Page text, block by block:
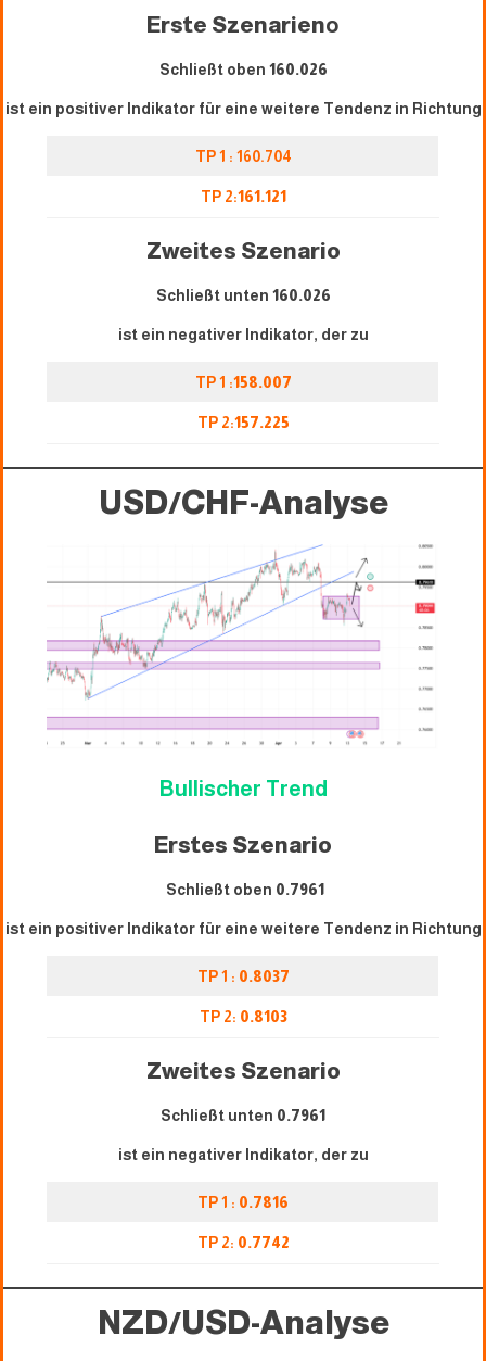
Erste Szenarieno
Schließt oben 160.026
ist ein positiver Indikator für eine weitere Tendenz in Richtung
TP 1 : 160.704
TP 2:161.121
Zweites Szenario
Schließt unten 160.026
ist ein negativer Indikator, der zu
TP 1 :158.007
TP 2:157.225
USD/CHF-Analyse
Bullischer Trend
Erstes Szenario
Schließt oben 0.7961
ist ein positiver Indikator für eine weitere Tendenz in Richtung
TP 1 : 0.8037
TP 2: 0.8103
Zweites Szenario
Schließt unten 0.7961
ist ein negativer Indikator, der zu
TP 1 : 0.7816
TP 2: 0.7742
NZD/USD-Analyse